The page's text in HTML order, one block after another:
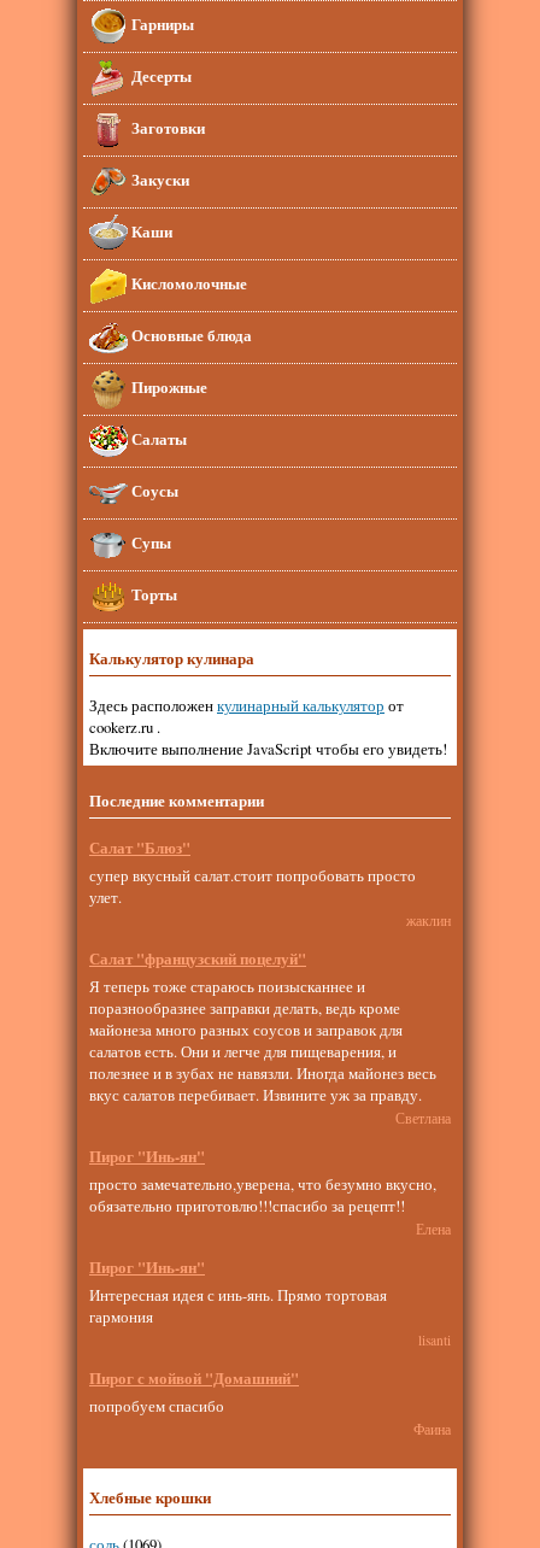
Гарниры
Десерты
Заготовки
Закуски
Каши
Кисломолочные
Основные блюда
Пирожные
Салаты
Соусы
Супы
Торты
Калькулятор кулинара
Здесь расположенкулинарный калькулятор от
cookerz.ru .
Включите выполнение JavaScript чтобы его увидеть!
Последние комментарии
Салат "Блюз"
супер вкусный салат.стоит попробовать просто
улет.
жаклин
Салат "французский поцелуй"
Я теперь тоже стараюсь поизысканнее и
поразнообразнее заправки делать, ведь кроме
майонеза много разных соусов и заправок для
салатов есть. Они и легче для пищеварения, и
полезнее и в зубах не навязли. Иногда майонез весь
вкус салатов перебивает. Извините уж за правду.
Светлана
Пирог "Инь-ян"
просто замечательно,уверена, что безумно вкусно,
обязательно приготовлю!!!спасибо за рецепт!!
Елена
Пирог "Инь-ян"
Интересная идея с инь-янь. Прямо тортовая
гармония
lisanti
Пирог с мойвой "Домашний"
попробуем спасибо
Фаина
Хлебные крошки